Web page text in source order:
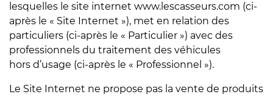
lesquelles le site internet www.lescasseurs.com (ci-
après le « Site Internet »), met en relation des
particuliers (ci-après le « Particulier ») avec des
professionnels du traitement des véhicules
hors d’usage (ci-après le « Professionnel »).
Le Site Internet ne propose pas la vente de produits